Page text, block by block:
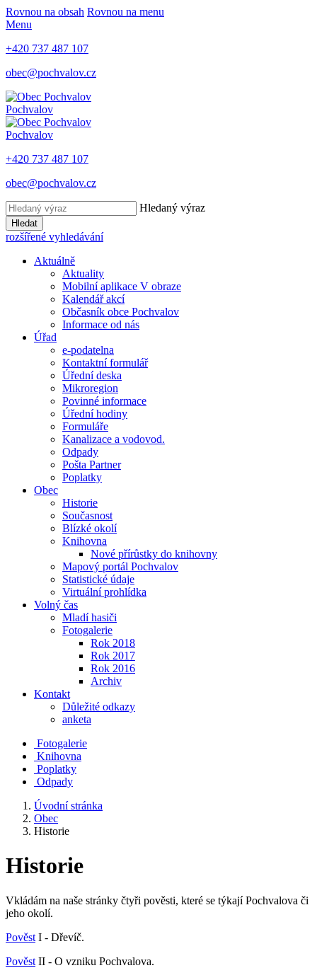
Rovnou na obsah Rovnou na menu
Menu
+420 737 487 107
obec@pochvalov.cz
Pochvalov
Pochvalov
+420 737 487 107
obec@pochvalov.cz
Hledaný výraz
Hledat
rozšířené vyhledávání
Aktuálně
Aktuality
Mobilní aplikace V obraze
Kalendář akcí
Občasník obce Pochvalov
Informace od nás
Úřad
e-podatelna
Kontaktní formulář
Úřední deska
Mikroregion
Povinné informace
Úřední hodiny
Formuláře
Kanalizace a vodovod.
Odpady
Pošta Partner
Poplatky
Obec
Historie
Současnost
Blízké okolí
Knihovna
Nové přírůstky do knihovny
Mapový portál Pochvalov
Statistické údaje
Virtuální prohlídka
Volný čas
Mladí hasiči
Fotogalerie
Rok 2018
Rok 2017
Rok 2016
Archiv
Kontakt
Důležité odkazy
anketa
Fotogalerie
Knihovna
Poplatky
Odpady
Úvodní stránka
Obec
Historie
Historie
Vkládám na naše stránky čtyři pověsti, které se týkají Pochvalova či
jeho okolí.
Pověst I - Dřevíč.
Pověst II - O vzniku Pochvalova.